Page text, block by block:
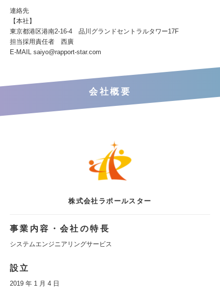
連絡先
【本社】
東京都港区港南2-16-4 品川グランドセントラルタワー17F
担当採用責任者 西廣
E-MAIL saiyo@rapport-star.com
会社概要
株式会社ラポールスター
事業内容・会社の特長
システムエンジニアリングサービス
設立
2019 年 1 月 4 日